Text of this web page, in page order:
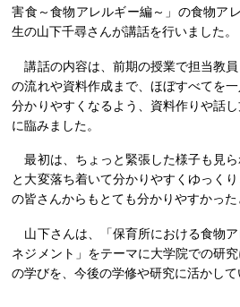
害食～食物アレルギー編～」の食物ア
生の山下千尋さんが講話を行いました。
講話の内容は、前期の授業で担当教
の流れや資料作成まで、ほぼすべてを
分かりやすくなるよう、資料作りや話
に臨みました。
最初は、ちょっと緊張した様子も見
と大変落ち着いて分かりやすくゆっく
の皆さんからもとても分かりやすかった
山下さんは、「保育所における食物
ネジメント」をテーマに大学院での研
の学びを、今後の学修や研究に活かして